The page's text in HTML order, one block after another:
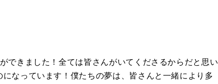
できました！全ては皆さんがいてくださるからだと思い
なっています！僕たちの夢は、皆さんと一緒により多